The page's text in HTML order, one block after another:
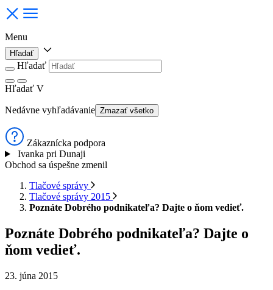
Menu
Hľadať
Hľadať
Hľadať V
Nedávne vyhľadávanie Zmazať všetko
Zákaznícka podpora
Ivanka pri Dunaji
Obchod sa úspešne zmenil
Tlačové správy
Tlačové správy 2015
Poznáte Dobrého podnikateľa? Dajte o ňom vedieť.
Poznáte Dobrého podnikateľa? Dajte o
ňom vedieť.
23. júna 2015